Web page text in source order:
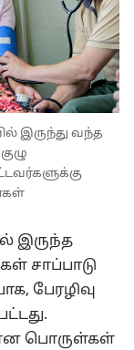
இருந்து வந்த
இருந்த
சாப்பாடு
பேரழிவு
பொருள்கள்